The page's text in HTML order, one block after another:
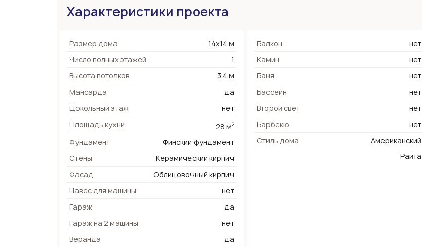
Характеристики проекта
Размер дома
14х14 м
Число полных этажей
1
Высота потолков
3.4 м
Мансарда
да
Цокольный этаж
нет
Площадь кухни
28 м2
Фундамент
Финский фундамент
Стены
Керамический кирпич
Фасад
Облицовочный кирпич
Навес для машины
нет
Гараж
да
Гараж на 2 машины
нет
Веранда
да
Балкон
нет
Камин
нет
Баня
нет
Бассейн
нет
Второй свет
нет
Барбекю
нет
Стиль дома
Американский
Райта